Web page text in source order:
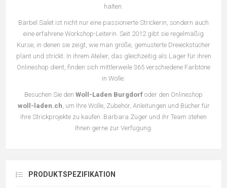
halten.
Bärbel Salet ist nicht nur eine passionierte Strickerin, sondern auch
eine erfahrene Workshop-Leiterin. Seit 2012 gibt sie regelmäßig
Kurse, in denen sie zeigt, wie man große, gemusterte Dreieckstücher
plant und strickt. In ihrem Atelier, das gleichzeitig als Lager für ihren
Onlineshop dient, finden sich mittlerweile 365 verschiedene Farbtöne
in Wolle.
Besuchen Sie den Woll-Laden Burgdorf oder den Onlineshop
woll-laden.ch, um Ihre Wolle, Zubehör, Anleitungen und Bücher für
Ihre Strickprojekte zu kaufen. Barbara Züger und ihr Team stehen
Ihnen gerne zur Verfügung.
PRODUKTSPEZIFIKATION